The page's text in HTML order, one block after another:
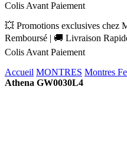
Colis Avant Paiement
💥 Promotions exclusives chez
Remboursé | 🚚 Livraison
Colis Avant Paiement
Accueil MONTRES Montres
Athena GW0030L4